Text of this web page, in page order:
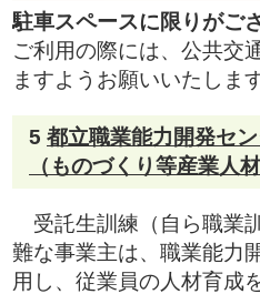
駐車スペースに限りがご
ご利用の際には、公共交
ますようお願いいたします
5 都立職業能力開発セ
（ものづくり等産業人
受託生訓練（自ら職業
難な事業主は、職業能力
用し、従業員の人材育成